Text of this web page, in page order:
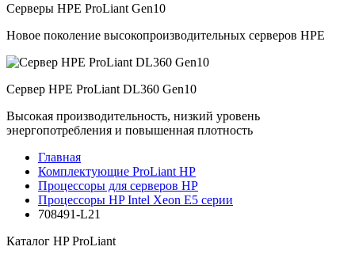
Серверы HPE ProLiant Gen10
Новое поколение высокопроизводительных серверов HPE
Сервер HPE ProLiant DL360 Gen10
Высокая производительность, низкий уровень
энергопотребления и повышенная плотность
Главная
Комплектующие ProLiant HP
Процессоры для серверов HP
Процессоры HP Intel Xeon E5 серии
708491-L21
Каталог HP ProLiant